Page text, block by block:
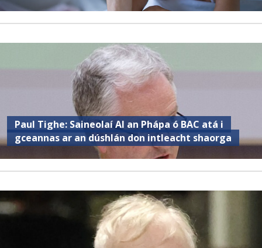
Paul Tighe: Saineolaí AI an Phápa ó BAC atá i
gceannas ar an dúshlán don intleacht shaorga